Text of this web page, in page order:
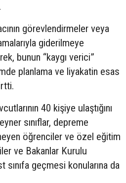
görevlendirmeler veya
giderilmeye
bunun “kaygı verici”
planlama ve liyakatin esas
40 kişiye ulaştığını
sınıflar, depreme
öğrenciler ve özel eğitim
ve Bakanlar Kurulu
sınıfa geçmesi konularına da